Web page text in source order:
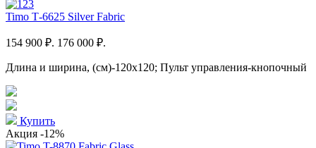
Timo Т-6625 Silver Fabric
154 900 ₽. 176 000 ₽.
Длина и ширина, (см)-120x120; Пульт управления-кнопочный
Купить
Акция -12%